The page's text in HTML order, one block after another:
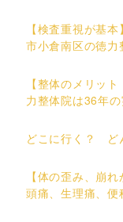
【検査重視が基
市小倉南区の徳力
【整体のメリッ
力整体院は36年の
どこに行く？ ど
【体の歪み、崩
頭痛、生理痛、